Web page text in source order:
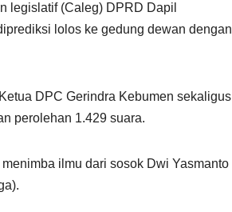
legislatif (Caleg) DPRD Dapil
lolos ke gedung dewan dengan
DPC Gerindra Kebumen sekaligus
perolehan 1.429 suara.
ilmu dari sosok Dwi Yasmanto